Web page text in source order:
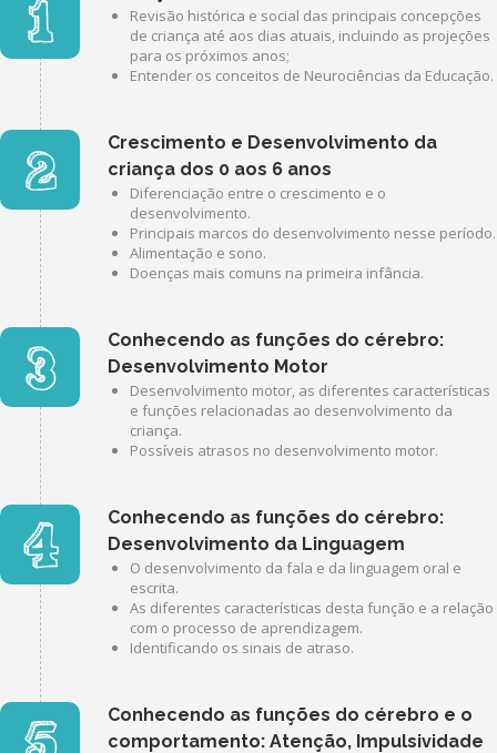
Revisão histórica e social das principais concepções
de criança até aos dias atuais, incluindo as projeções
para os próximos anos;
Entender os conceitos de Neurociências da Educação.
Crescimento e Desenvolvimento da
criança dos 0 aos 6 anos
Diferenciação entre o crescimento e o
desenvolvimento.
Principais marcos do desenvolvimento nesse período.
Alimentação e sono.
Doenças mais comuns na primeira infância.
Conhecendo as funções do cérebro:
Desenvolvimento Motor
Desenvolvimento motor, as diferentes características
e funções relacionadas ao desenvolvimento da
criança.
Possíveis atrasos no desenvolvimento motor.
Conhecendo as funções do cérebro:
Desenvolvimento da Linguagem
O desenvolvimento da fala e da linguagem oral e
escrita.
As diferentes características desta função e a relação
com o processo de aprendizagem.
Identificando os sinais de atraso.
Conhecendo as funções do cérebro e o
comportamento: Atenção, Impulsividade